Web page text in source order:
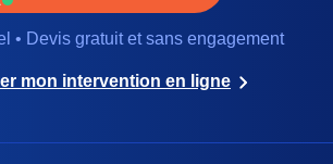
• Devis gratuit et sans engagement
mon intervention en ligne